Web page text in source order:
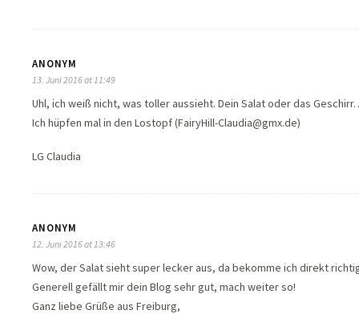
ANONYM
13. Juni 2016 at 11:49
Uhl, ich weiß nicht, was toller aussieht. Dein Salat oder das
Ich hüpfen mal in den Lostopf (FairyHill-Claudia@gmx.de)
LG Claudia
ANONYM
12. Juni 2016 at 13:46
Wow, der Salat sieht super lecker aus, da bekomme ich direkt
Generell gefällt mir dein Blog sehr gut, mach weiter so!
Ganz liebe Grüße aus Freiburg,